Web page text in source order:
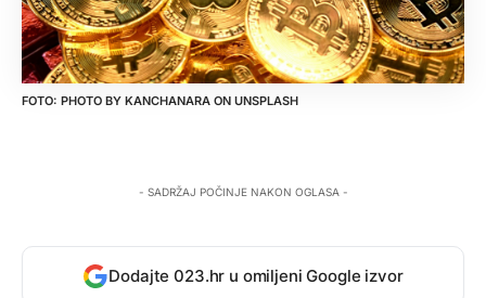
PHOTO BY KANCHANARA ON UNSPLASH
- SADRŽAJ POČINJE NAKON OGLASA -
Dodajte 023.hr u omiljeni Google izvor